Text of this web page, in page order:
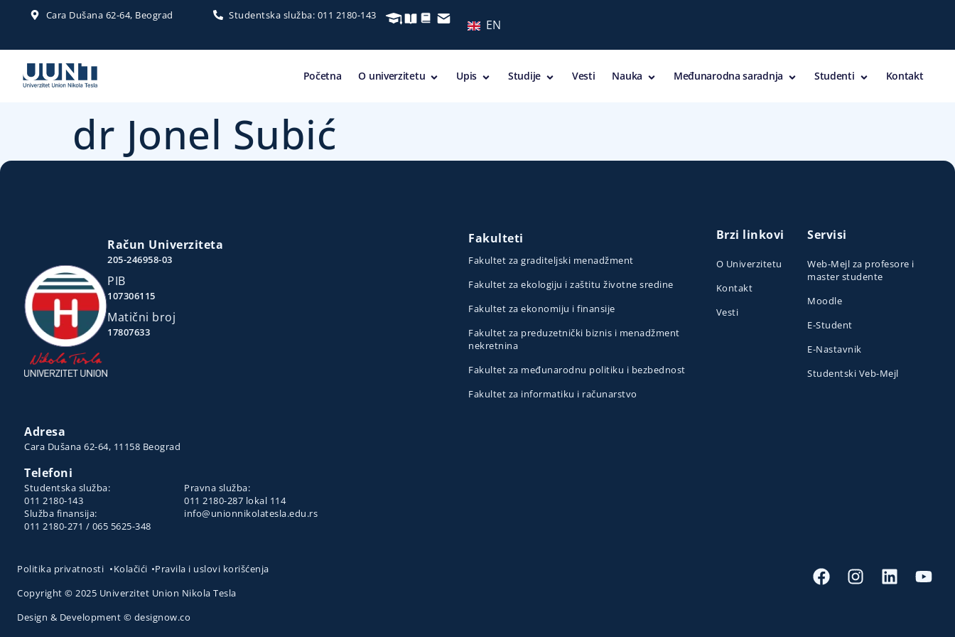
Cara Dušana 62-64, Beograd Studentska služba: 011 2180-143
EN
Početna O univerzitetu Upis Studije Vesti Nauka Međunarodna saradnja Studenti Kontakt
dr Jonel Subić
Račun Univerziteta
205-246958-03
PIB
107306115
Matični broj
17807633
Adresa
Cara Dušana 62-64, 11158 Beograd
Telefoni
Studentska služba:
011 2180-143
Pravna služba:
011 2180-287 lokal 114
Služba finansija:
011 2180-271 / 065 5625-348
info@unionnikolatesla.edu.rs
Fakulteti
Fakultet za graditeljski menadžment
Fakultet za ekologiju i zaštitu životne sredine
Fakultet za ekonomiju i finansije
Fakultet za preduzetnički biznis i menadžment
nekretnina
Fakultet za međunarodnu politiku i bezbednost
Fakultet za informatiku i računarstvo
Brzi linkovi
O Univerzitetu
Kontakt
Vesti
Servisi
Web-Mejl za profesore i
master studente
Moodle
E-Student
E-Nastavnik
Studentski Veb-Mejl
Politika privatnosti •Kolačići •Pravila i uslovi korišćenja
Copyright © 2025 Univerzitet Union Nikola Tesla
Design & Development © designow.co